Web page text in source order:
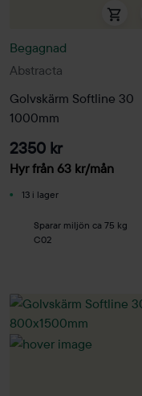
Abstracta
Begagnad
Golvskärm Softline 30
1000mm
2350 kr
Hyr från 63 kr/mån
13 i lager
Sparar miljön ca 75 kg
C02